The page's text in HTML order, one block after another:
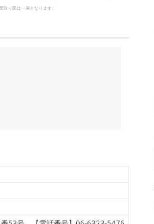
り図は一例となります。